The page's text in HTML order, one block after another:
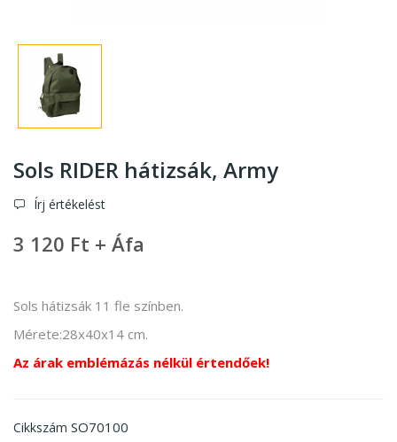
Sols RIDER hátizsák, Army
Írj értékelést
3 120 Ft + Áfa
Sols hátizsák 11 fle színben.
Mérete:28x40x14 cm.
Az árak emblémázás nélkül értendőek!
Cikkszám SO70100